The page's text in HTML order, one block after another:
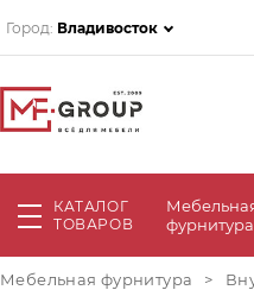
Город: Владивосток
КАТАЛОГ
ТОВАРОВ
фурнитура
Мебельная фурнитура >